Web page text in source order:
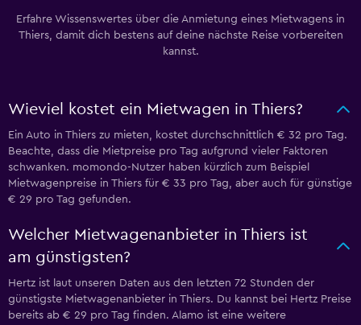
Erfahre Wissenswertes über die Anmietung eines Mietwagens in
Thiers, damit dich bestens auf deine nächste Reise vorbereiten
kannst.
Wieviel kostet ein Mietwagen in Thiers?
Ein Auto in Thiers zu mieten, kostet durchschnittlich € 32 pro Tag.
Beachte, dass die Mietpreise pro Tag aufgrund vieler Faktoren
schwanken. momondo-Nutzer haben kürzlich zum Beispiel
Mietwagenpreise in Thiers für € 33 pro Tag, aber auch für günstige
€ 29 pro Tag gefunden.
Welcher Mietwagenanbieter in Thiers ist
am günstigsten?
Hertz ist laut unseren Daten aus den letzten 72 Stunden der
günstigste Mietwagenanbieter in Thiers. Du kannst bei Hertz Preise
bereits ab € 29 pro Tag finden. Alamo ist eine weitere